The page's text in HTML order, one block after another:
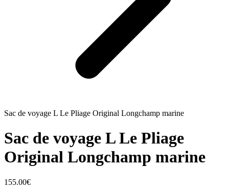
Sac de voyage L Le Pliage Original Longchamp marine
Sac de voyage L Le Pliage
Original Longchamp marine
155.00€